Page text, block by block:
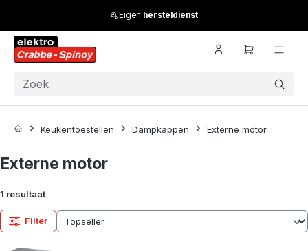
Eigen hersteldienst
Keukentoestellen Dampkappen Externe motor
Externe motor
1 resultaat
Filter